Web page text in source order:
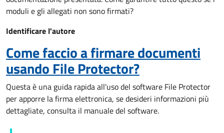
moduli e gli allegati non sono firmati?
Identificare l'autore
Come faccio a firmare documenti
usando File Protector?
Questa è una guida rapida all'uso del software File Protector
per apporre la firma elettronica, se desideri informazioni più
dettagliate, consulta il manuale del software.